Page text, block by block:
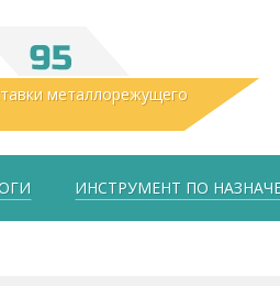
металлорежущего
ИНСТРУМЕНТ ПО